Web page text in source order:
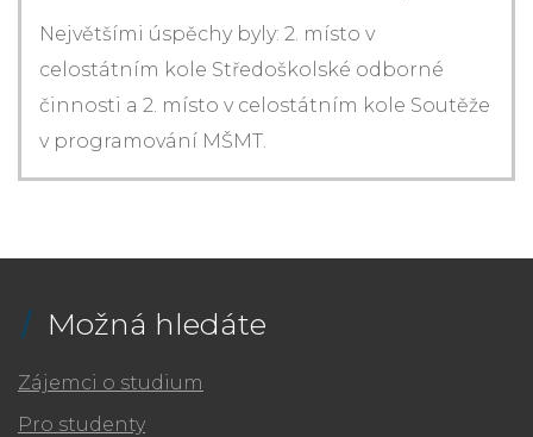
Největšími úspěchy byly: 2. místo v
celostátním kole Středoškolské odborné
činnosti a 2. místo v celostátním kole Soutěže
v programování MŠMT.
Možná hledáte
Zájemci o studium
Pro studenty